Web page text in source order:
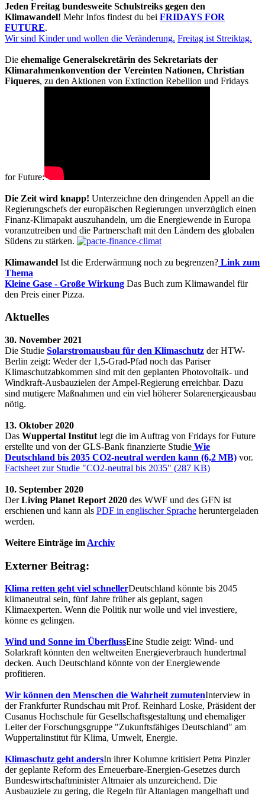
Jeden Freitag bundesweite Schulstreiks gegen den
Klimawandel! Mehr Infos findest du bei FRIDAYS FOR
FUTURE.
Wir sind Kinder und wollen die Veränderung. Freitag ist Streiktag.
Die ehemalige Generalsekretärin des Sekretariats der
Klimarahmenkonvention der Vereinten Nationen, Christian
Fiqueres, zu den Aktionen von Extinction Rebellion und Fridays
for Future:
Die Zeit wird knapp! Unterzeichne den dringenden Appell an die
Regierungschefs der europäischen Regierungen unverzüglich einen
Finanz-Klimapakt auszuhandeln, um die Energiewende in Europa
voranzutreiben und die Partnerschaft mit den Ländern des globalen
Südens zu stärken.
Klimawandel Ist die Erderwärmung noch zu begrenzen? Link zum
Thema
Kleine Gase - Große Wirkung Das Buch zum Klimawandel für
den Preis einer Pizza.
Aktuelles
30. November 2021
Die Studie Solarstromausbau für den Klimaschutz der HTW-
Berlin zeigt: Weder der 1,5-Grad-Pfad noch das Pariser
Klimaschutzabkommen sind mit den geplanten Photovoltaik- und
Windkraft-Ausbauzielen der Ampel-Regierung erreichbar. Dazu
sind mutigere Maßnahmen und ein viel höherer Solarenergieausbau
nötig.
13. Oktober 2020
Das Wuppertal Institut legt die im Auftrag von Fridays for Future
erstellte und von der GLS-Bank finanzierte Studie Wie
Deutschland bis 2035 CO2-neutral werden kann (6,2 MB) vor.
Factsheet zur Studie "CO2-neutral bis 2035" (287 KB)
10. September 2020
DerLiving Planet Report 2020 des WWF und des GFN ist
erschienen und kann als PDF in englischer Sprache heruntergeladen
werden.
Weitere Einträge im Archiv
Externer Beitrag:
Klima retten geht viel schnellerDeutschland könnte bis 2045
klimaneutral sein, fünf Jahre früher als geplant, sagen
Klimaexperten. Wenn die Politik nur wolle und viel investiere,
könne es gelingen.
Wind und Sonne im ÜberflussEine Studie zeigt: Wind- und
Solarkraft könnten den weltweiten Energieverbrauch hundertmal
decken. Auch Deutschland könnte von der Energiewende
profitieren.
Wir können den Menschen die Wahrheit zumutenInterview in
der Frankfurter Rundschau mit Prof. Reinhard Loske, Präsident der
Cusanus Hochschule für Gesellschaftsgestaltung und ehemaliger
Leiter der Forschungsgruppe "Zukunftsfähiges Deutschland" am
Wuppertalinstitut für Klima, Umwelt, Energie.
Klimaschutz geht andersIn ihrer Kolumne kritisiert Petra Pinzler
der geplante Reform des Erneuerbare-Energien-Gesetzes durch
Bundeswirtschaftminister Altmaier als unzureichend. Die
Ausbauziele zu gering, die Regeln für Altanlagen mangelhaft und